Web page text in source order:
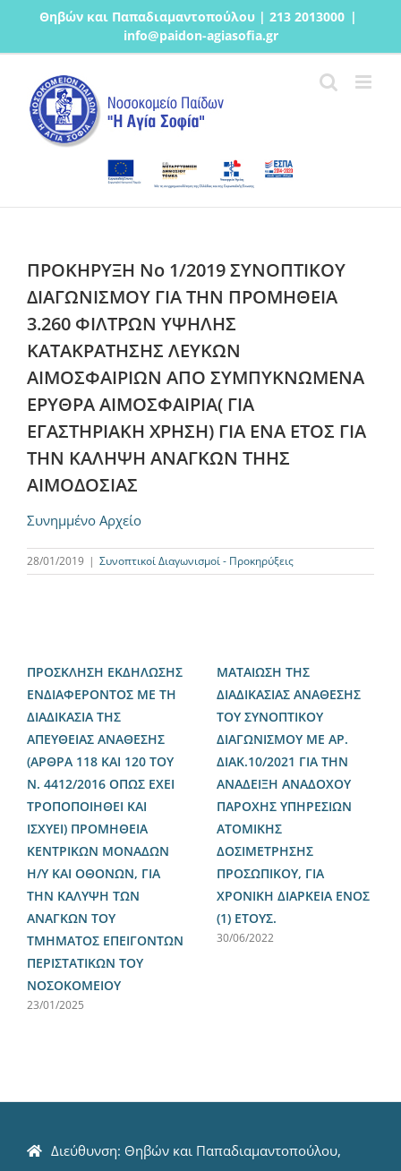
Μετάβαση
περιεχόμενο
Θηβών και Παπαδιαμαντοπούλου | 213 2013000 |
info@paidon-agiasofia.gr
ΠΡΟΚΗΡΥΞΗ Νο 1/2019 ΣΥΝΟΠΤΙΚΟΥ
ΔΙΑΓΩΝΙΣΜΟΥ ΓΙΑ ΤΗΝ ΠΡΟΜΗΘΕΙΑ
3.260 ΦΙΛΤΡΩΝ ΥΨΗΛΗΣ
ΚΑΤΑΚΡΑΤΗΣΗΣ ΛΕΥΚΩΝ
ΑΙΜΟΣΦΑΙΡΙΩΝ ΑΠΟ ΣΥΜΠΥΚΝΩΜΕΝΑ
ΕΡΥΘΡΑ ΑΙΜΟΣΦΑΙΡΙΑ( ΓΙΑ
ΕΓΑΣΤΗΡΙΑΚΗ ΧΡΗΣΗ) ΓΙΑ ΕΝΑ ΕΤΟΣ ΓΙΑ
ΤΗΝ ΚΑΛΗΨΗ ΑΝΑΓΚΩΝ ΤΗΗΣ
ΑΙΜΟΔΟΣΙΑΣ
Συνημμένο Αρχείο
28/01/2019 | Συνοπτικοί Διαγωνισμοί - Προκηρύξεις
ΠΡΟΣΚΛΗΣΗ ΕΚΔΗΛΩΣΗΣ
ΕΝΔΙΑΦΕΡΟΝΤΟΣ ΜΕ ΤΗ
ΔΙΑΔΙΚΑΣΙΑ ΤΗΣ
ΑΠΕΥΘΕΙΑΣ ΑΝΑΘΕΣΗΣ
(ΑΡΘΡΑ 118 ΚΑΙ 120 ΤΟΥ
Ν. 4412/2016 ΟΠΩΣ ΕΧΕΙ
ΤΡΟΠΟΠΟΙΗΘΕΙ ΚΑΙ
ΙΣΧΥΕΙ) ΠΡΟΜΗΘΕΙΑ
ΚΕΝΤΡΙΚΩΝ ΜΟΝΑΔΩΝ
Η/Υ ΚΑΙ ΟΘΟΝΩΝ, ΓΙΑ
ΤΗΝ ΚΑΛΥΨΗ ΤΩΝ
ΑΝΑΓΚΩΝ ΤΟΥ
ΤΜΗΜΑΤΟΣ ΕΠΕΙΓΟΝΤΩΝ
ΠΕΡΙΣΤΑΤΙΚΩΝ ΤΟΥ
ΝΟΣΟΚΟΜΕΙΟΥ
23/01/2025
ΜΑΤΑΙΩΣΗ ΤΗΣ
ΔΙΑΔΙΚΑΣΙΑΣ ΑΝΑΘΕΣΗΣ
ΤΟΥ ΣΥΝΟΠΤΙΚΟΥ
ΔΙΑΓΩΝΙΣΜΟΥ ΜΕ ΑΡ.
ΔΙΑΚ.10/2021 ΓΙΑ ΤΗΝ
ΑΝΑΔΕΙΞΗ ΑΝΑΔΟΧΟΥ
ΠΑΡΟΧΗΣ ΥΠΗΡΕΣΙΩΝ
ΑΤΟΜΙΚΗΣ
ΔΟΣΙΜΕΤΡΗΣΗΣ
ΠΡΟΣΩΠΙΚΟΥ, ΓΙΑ
ΧΡΟΝΙΚΗ ΔΙΑΡΚΕΙΑ ΕΝΟΣ
(1) ΕΤΟΥΣ.
30/06/2022
Διεύθυνση: Θηβών και Παπαδιαμαντοπούλου,